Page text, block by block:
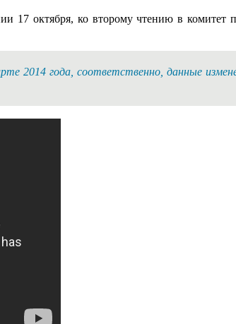
17 октября, ко второму чтению в комитет
2014 года, соответственно, данные